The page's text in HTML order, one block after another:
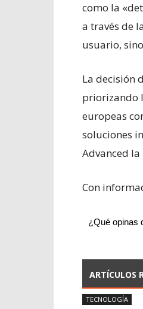
como la
a través de
usuario,
La decisión
priorizando
europeas
soluciones
Advanced
Con
¿Qué opinas
ARTÍCULOS
TECNOLOGÍA